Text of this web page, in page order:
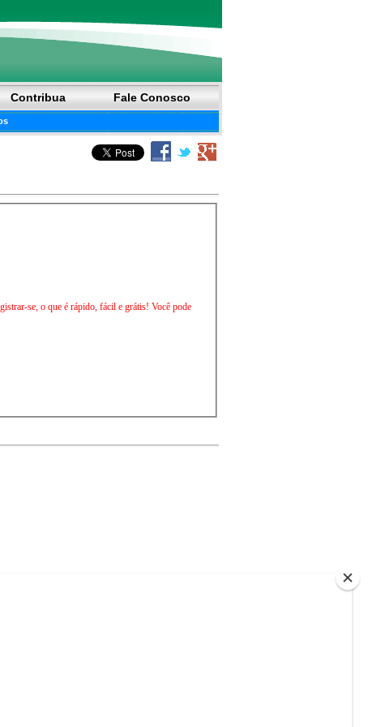
Contribua Fale Conosco
se, o que é rápido, fácil e grátis! Você pode